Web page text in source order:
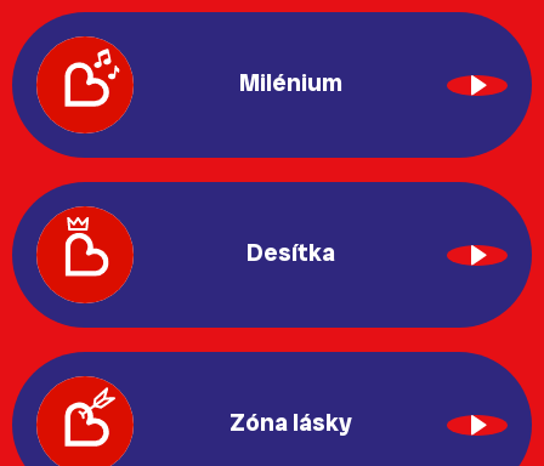
Milénium
Desítka
Zóna lásky